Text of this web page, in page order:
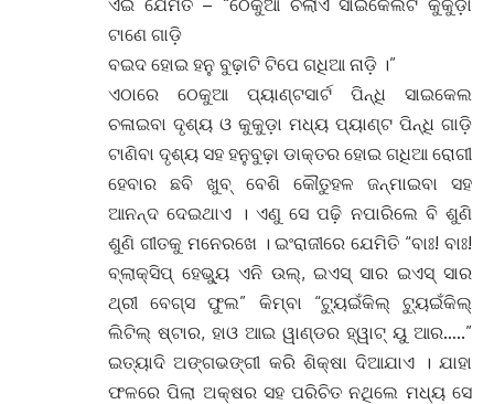
ଟାଣେ ଗାଡ଼ି
ବଇଦ ହୋଇ ହନୁ ବୁଢ଼ାଟି ଟିପେ ଗଧିଆ ନାଡ଼ି ।”
ଏଠାରେ ଠେକୁଆ ପ୍ୟାଣ୍ଟସାର୍ଟ ପିନ୍ଧି ସାଇକେଲ
ଚଳାଇବା ଦୃଶ୍ୟ ଓ କୁକୁଡ଼ା ମଧ୍ୟ ପ୍ୟାଣ୍ଟ ପିନ୍ଧି ଗାଡ଼ି
ଟାଣିବା ଦୃଶ୍ୟ ସହ ହନୁବୁଢ଼ା ଡାକ୍ତର ହୋଇ ଗଧିଆ ରୋଗୀ
ହେବାର ଛବି ଖୁବ୍ ବେଶି କୌତୁହଳ ଜନ୍ମାଇବା ସହ
ଆନନ୍ଦ ଦେଇଥାଏ । ଏଣୁ ସେ ପଢ଼ି ନପାରିଲେ ବି ଶୁଣି
ଶୁଣି ଗୀତକୁ ମନେରଖେ । ଇଂରାଜୀରେ ଯେମିତି “ବାଃ! ବାଃ!
ବ୍ଲାକ୍ସିପ୍ ହେଭ୍ୟୁ ଏନି ଉଲ୍, ଇଏସ୍ ସାର ଇଏସ୍ ସାର
ଥ୍ରୀ ବେଗ୍ସ ଫୁଲ” କିମ୍ବା “ଟ୍ୟୁଇଁକିଲ୍ ଟ୍ୟୁଇଁକିଲ୍
ଲିଟିଲ୍ ଷ୍ଟାର, ହାଓ ଆଇ ୱାଣ୍ଡର ହ୍ୱାଟ୍ ୟୁ ଆର…..”
ଇତ୍ୟାଦି ଅଙ୍ଗଭଙ୍ଗୀ କରି ଶିକ୍ଷା ଦିଆଯାଏ । ଯାହା
ଫଳରେ ପିଲା ଅକ୍ଷର ସହ ପରିଚିତ ନଥିଲେ ମଧ୍ୟ ସେ